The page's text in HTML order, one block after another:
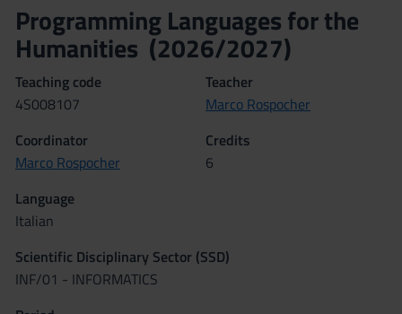
Programming Languages for the
Humanities (2026/2027)
Teaching code
4S008107
Teacher
Marco Rospocher
Coordinator
Marco Rospocher
Credits
6
Language
Italian
Scientific Disciplinary Sector (SSD)
INF/01 - INFORMATICS